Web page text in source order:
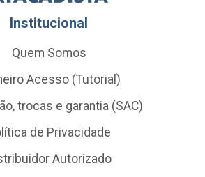
Institucional
Quem Somos
Acesso (Tutorial)
trocas e garantia (SAC)
de Privacidade
Autorizado